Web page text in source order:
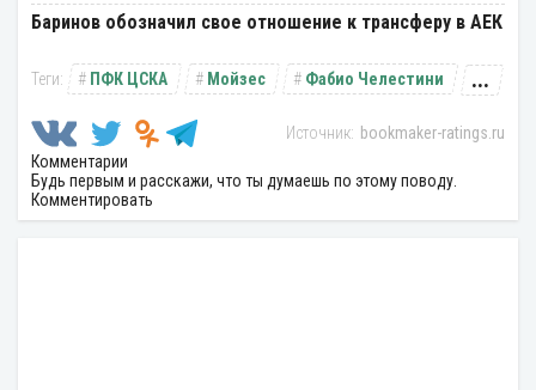
Баринов обозначил свое отношение к трансферу в АЕК
ПФК ЦСКА Мойзес Фабио Челестини ...
bookmaker-ratings.ru
Комментарии
Будь первым и расскажи, что ты думаешь по этому поводу.
Комментировать